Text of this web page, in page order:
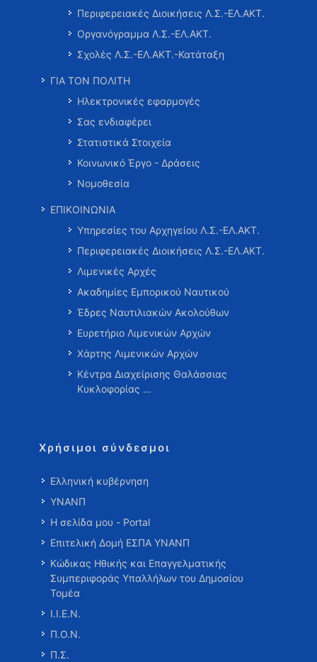
Περιφερειακές Διοικήσεις Λ.Σ.-ΕΛ.ΑΚΤ.
Οργανόγραμμα Λ.Σ.-ΕΛ.ΑΚΤ.
Σχολές Λ.Σ.-ΕΛ.ΑΚΤ.-Κατάταξη
ΓΙΑ ΤΟΝ ΠΟΛΙΤΗ
Ηλεκτρονικές εφαρμογές
Σας ενδιαφέρει
Στατιστικά Στοιχεία
Κοινωνικό Έργο - Δράσεις
Νομοθεσία
ΕΠΙΚΟΙΝΩΝΙΑ
Υπηρεσίες του Αρχηγείου Λ.Σ.-ΕΛ.ΑΚΤ.
Περιφερειακές Διοικήσεις Λ.Σ.-ΕΛ.ΑΚΤ.
Λιμενικές Αρχές
Ακαδημίες Εμπορικού Ναυτικού
Έδρες Ναυτιλιακών Ακολούθων
Ευρετήριο Λιμενικών Αρχών
Χάρτης Λιμενικών Αρχών
Κέντρα Διαχείρισης Θαλάσσιας
Κυκλοφορίας …
Χρήσιμοι σύνδεσμοι
Ελληνική κυβέρνηση
ΥΝΑΝΠ
Η σελίδα μου - Portal
Επιτελική Δομή ΕΣΠΑ ΥΝΑΝΠ
Κώδικας Ηθικής και Επαγγελματικής
Συμπεριφοράς Υπαλλήλων του Δημοσίου
Τομέα
Ι.Ι.Ε.Ν.
Π.Ο.Ν.
Π.Σ.